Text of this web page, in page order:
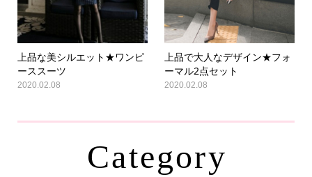
上品な美シルエット★ワンピ
ーススーツ
2020.02.08
上品で大人なデザイン★フォ
ーマル2点セット
2020.02.08
Category